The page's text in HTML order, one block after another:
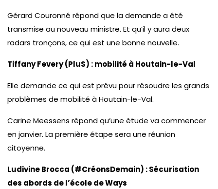
Gérard Couronné répond que la demande a été
transmise au nouveau ministre. Et qu’il y aura deux
radars tronçons, ce qui est une bonne nouvelle.
Tiffany Fevery (PluS) : mobilité à Houtain-le-Val
Elle demande ce qui est prévu pour résoudre les grands
problèmes de mobilité à Houtain-le-Val.
Carine Meessens répond qu’une étude va commencer
en janvier. La première étape sera une réunion
citoyenne.
Ludivine Brocca (#CréonsDemain) :Sécurisation
des abords de l’école de Ways